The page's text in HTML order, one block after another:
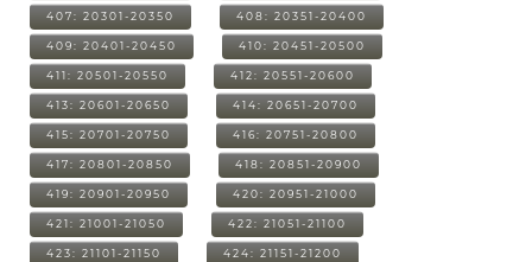
407: 20301-20350 408: 20351-20400
409: 20401-20450 410: 20451-20500
411: 20501-20550 412: 20551-20600
413: 20601-20650 414: 20651-20700
415: 20701-20750 416: 20751-20800
417: 20801-20850 418: 20851-20900
419: 20901-20950 420: 20951-21000
421: 21001-21050 422: 21051-21100
423: 21101-21150 424: 21151-21200